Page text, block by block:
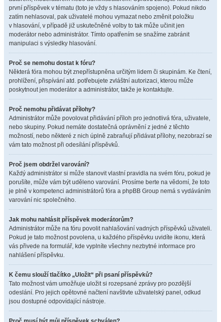
první příspěvek v tématu (toto je vždy s hlasováním spojeno). Pokud nikdo
zatím nehlasoval, pak uživatelé mohou vymazat nebo změnit položku
v hlasování, v případě již uskutečněné volby to tak může učinit jen
moderátor nebo administrátor. Tímto opatřením se snažíme zabránit
manipulaci s výsledky hlasování.
Proč se nemohu dostat k fóru?
Některá fóra mohou být znepřístupněna určitým lidem či skupinám. Ke čtení,
prohlížení, přispívání atd. potřebujete zvláštní autorizaci, kterou může
poskytnout jen moderátor a administrátor, takže je kontaktujte.
Proč nemohu přidávat přílohy?
Administrátor může povolovat přidávání příloh pro jednotlivá fóra, uživatele,
nebo skupiny. Pokud nemáte dostatečná oprávnění z jedné z těchto
možností, nebo některé z nich úplně zabraňují přidávat přílohy, nezobrazí se
vám tato možnost při odesílání příspěvků.
Proč jsem obdržel varování?
Každý administrátor si může stanovit vlastní pravidla na svém fóru, pokud je
porušíte, může vám být uděleno varování. Prosíme berte na vědomí, že toto
je plně v kompetenci administrátorů fóra a phpBB Group nemá s vydáváním
varování nic společného.
Jak mohu nahlásit příspěvek moderátorům?
Administrátor může na fóru povolit nahlašování vadných příspěvků uživateli.
Pokud je tato možnost povolena, u každého příspěvku uvidíte ikonu, která
vás přivede na formulář, kde vyplníte všechny nezbytné informace pro
nahlášení příspěvku.
K čemu slouží tlačítko „Uložit“ při psaní příspěvků?
Tato možnost vám umožňuje uložit si rozepsané zprávy pro pozdější
odeslání. Pro jejich opětovné načtení navštivte uživatelský panel, odkud
jsou dostupné odpovídající nástroje.